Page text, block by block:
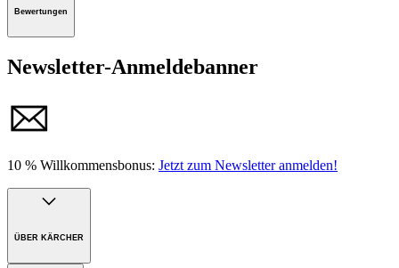
Handbuch
Bewertungen
Newsletter-Anmeldebanner
10 % Willkommensbonus: Jetzt zum Newsletter anmelden!
ÜBER KÄRCHER